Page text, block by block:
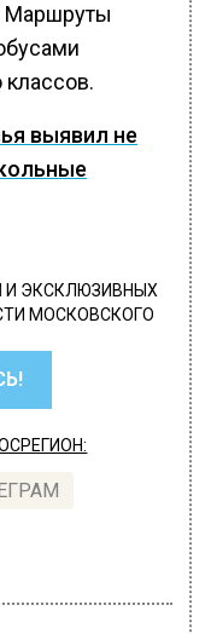
Маршруты
выявил не
И ЭКСКЛЮЗИВНЫХ
МОСКОВСКОГО